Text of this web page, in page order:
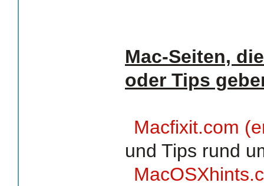
Mac-Seiten,
oder Tips
Macfixit.com
und Tips rund